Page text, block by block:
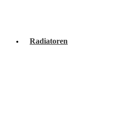
Radiatoren